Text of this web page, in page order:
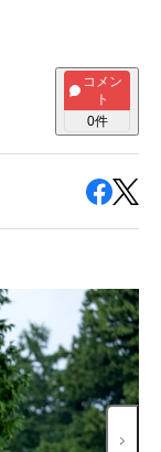
コメン
ト
0件